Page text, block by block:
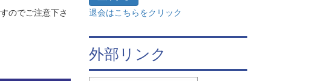
のでご注意下さ
退会はこちらをクリック
外部リンク